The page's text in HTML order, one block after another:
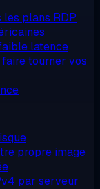
plans RDP
latence
tourner vos
propre image
par serveur